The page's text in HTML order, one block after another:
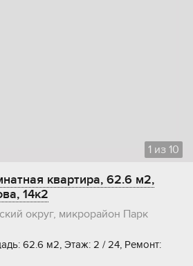
1 из 10
квартира, 62.6 м2,
14к2
округ, микрорайон Парк
62.6 м2, Этаж: 2 / 24, Ремонт: